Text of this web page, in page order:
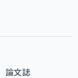
論文誌